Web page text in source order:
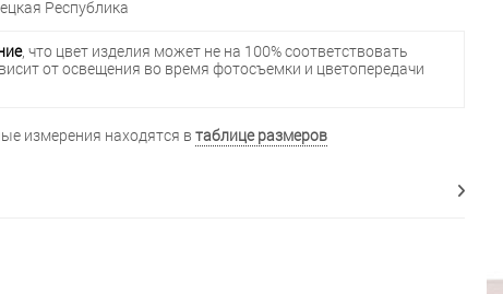
Республика
, что цвет изделия может не на 100% соответствовать
от освещения во время фотосъемки и цветопередачи
измерения находятся в таблице размеров